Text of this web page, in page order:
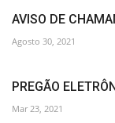
AVISO DE
Agosto 30, 2021
PREGÃO
Mar 23, 2021